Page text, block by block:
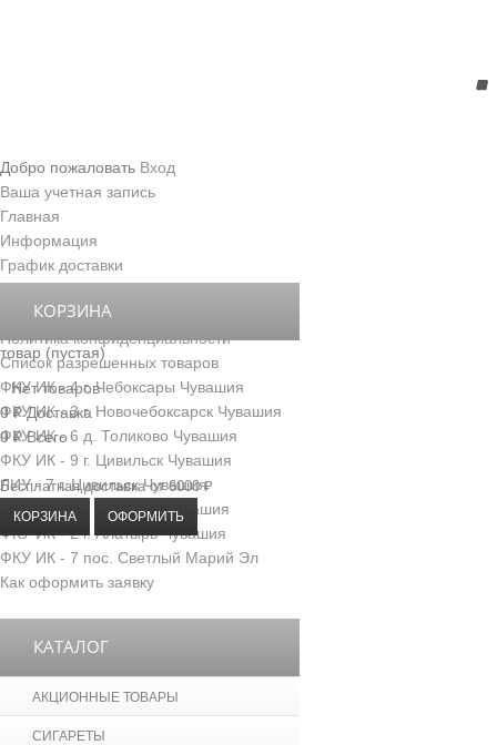
Добро пожаловать Вход
Ваша учетная запись
Главная
Информация
График доставки
Условия доставки и обслуживания
Политика конфиденциальности
Список разрешенных товаров
ФКУ ИК - 4 г. Чебоксары Чувашия
ФКУ ИК - 3 г. Новочебоксарск Чувашия
ФКУ ИК - 6 д. Толиково Чувашия
ФКУ ИК - 9 г. Цивильск Чувашия
ЛИУ - 7 г. Цивильск Чувашия
ФКУ ИК - 5 г. Козловка Чувашия
ФКУ ИК - 2 г. Алатырь Чувашия
ФКУ ИК - 7 пос. Светлый Марий Эл
Как оформить заявку
КОРЗИНА
товар (пустая)
Нет товаров
0 ₽ Доставка
0 ₽ Всего
Бесплатная доставка от 6000 ₽
КОРЗИНА ОФОРМИТЬ
КАТАЛОГ
АКЦИОННЫЕ ТОВАРЫ
СИГАРЕТЫ